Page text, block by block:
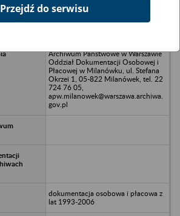
Centrum Informacji o Książce Sp. z
Archiwum Państwowe w Warszawie
Oddział Dokumentacji Osobowej i
Płacowej w Milanówku, ul. Stefana
Okrzei 1, 05-822 Milanówek, tel. 22
724 76 05,
apw.milanowek@warszawa.archiwa.
gov.pl
dokumentacja osobowa i płacowa z
lat 1993-2006
Przejdź do serwisu